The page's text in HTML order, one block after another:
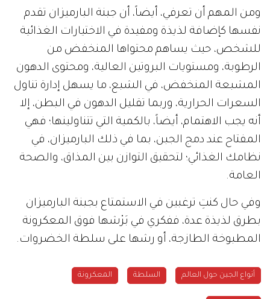
ومن المهم أن تعرفي، أيضاً، أن جبنة البارميزان تقدم
نفسها كإضافة لذيذة ومفيدة في الاختيارات الغذائية
للشخص، حيث يساهم محتواها المنخفض من
الرطوبة، ومستويات البروتين العالية، ومحتوى الدهون
المشبعة المنخفض، في الشبع، ما يسهل إدارة تناول
السعرات الحرارية، وربما تقليل الدهون في البطن، إلا
أنه يجب الاهتمام، أيضاً، بالكمية التي تتناولينها؛ فهي
المفتاح عند دمج الجبن، بما في ذلك البارميزان، في
نظامك الغذائي؛ لتحقيق التوازن بين المذاق، والصحة
العامة.
وفي حال كنتِ ترغبين في الاستمتاع بجبنة البارميزان
بطرق لذيذة عدة، ففكري في بَرْشها فوق المعكرونة
المطبوخة الطازجة، أو رشها على سلطة الخضروات.
أنواع الجبن حول العالم السلطة المعكرونة